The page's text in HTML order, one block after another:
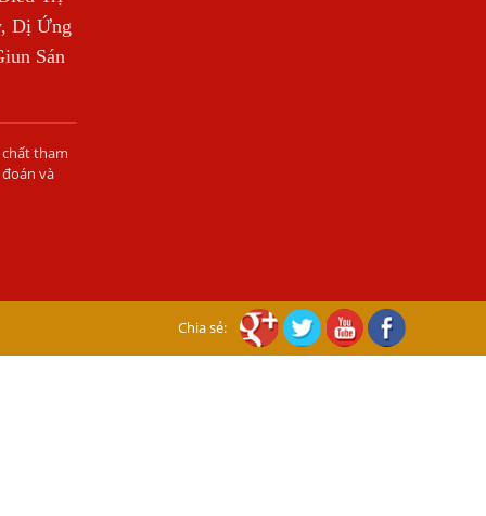
Cách Nhận Biết Nổi Mẩn Đỏ Ngứa Do
Nhiễm Giun Sán
Dị Ứng
Sán
tham
và
Chia sẻ: